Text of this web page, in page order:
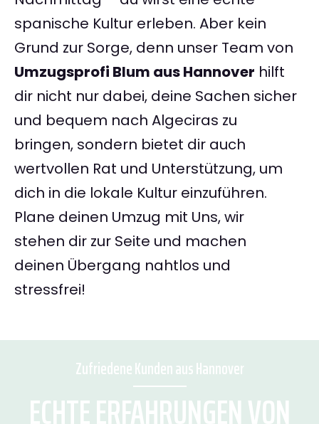
spanische Kultur erleben. Aber kein
Grund zur Sorge, denn unser Team von
Umzugsprofi Blum aus Hannover hilft
dir nicht nur dabei, deine Sachen sicher
und bequem nach Algeciras zu
bringen, sondern bietet dir auch
wertvollen Rat und Unterstützung, um
dich in die lokale Kultur einzuführen.
Plane deinen Umzug mit Uns, wir
stehen dir zur Seite und machen
deinen Übergang nahtlos und
stressfrei!
Zufriedene Kunden aus Hannover
ECHTE ERFAHRUNGEN VON